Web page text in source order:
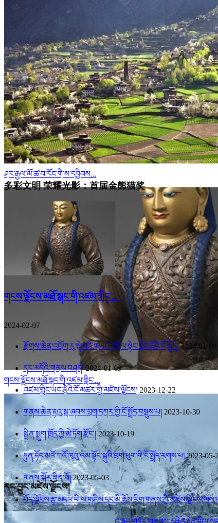
ཤར་རྒྱལ་མོ་ཚ་བ་རོང་གི་ས་དབྱིབས...
གངས་ལྗོངས་མཐོ་སྒང་གི་འཛམ་གླིང་...
多彩文明 荣耀光影：首届金熊猫奖
གངས་ལྗོངས་མཐོ་སྒང་གི་འཛམ་གླིང་...
2024-02-07
རྫོགས་ཆེན་འབྲོག་རུ་སྡེ་བའི་གཡང་འཁྱིལ་སྟེང་གྲོང་ཚོའི་ངོ་སྤྲོད། 2024-01-09
དར་མདོའི་གནས་བཤད། 2024-01-09
འཛམ་གླིང་ཡང་རྩེའི་ངོ་མཚར་གྱི་མཛེས་ལྗོངས། 2023-12-22
གནས་ཆེན་རྟའུ་སྦ་ཞབས་བྲག་དཀར་གྱི་ངོ་སྤྲོད་བསྡུས་པ། 2023-10-30
སྤྲིན་སྨུག་ཁྲོད་ཀྱི་མེ་ཏོག་རྫོང་། 2023-10-19
ཏུན་ཧོང་མའོ་ཀའོ་ཁུའུ་འམ་སྟོང་སྐུའི་བྲག་ཕུག་གི་ངོ་སྤྲོད་རགས་པ། 2023-05-
གནས་སྐོར་ཟིན་ཐོ། 2023-05-03
རང་བྱུང་མཛེས་ལྗོངས།